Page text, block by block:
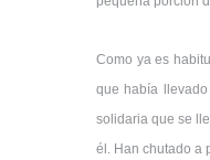
Como ya es
que había
solidaria que se
él. Han chutado a